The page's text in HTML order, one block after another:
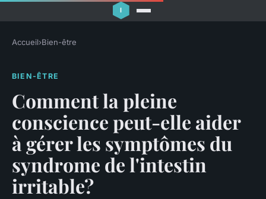
Accueil›Bien-être
BIEN-ÊTRE
Comment la pleine
conscience peut-elle aider
à gérer les symptômes du
syndrome de l'intestin
irritable?